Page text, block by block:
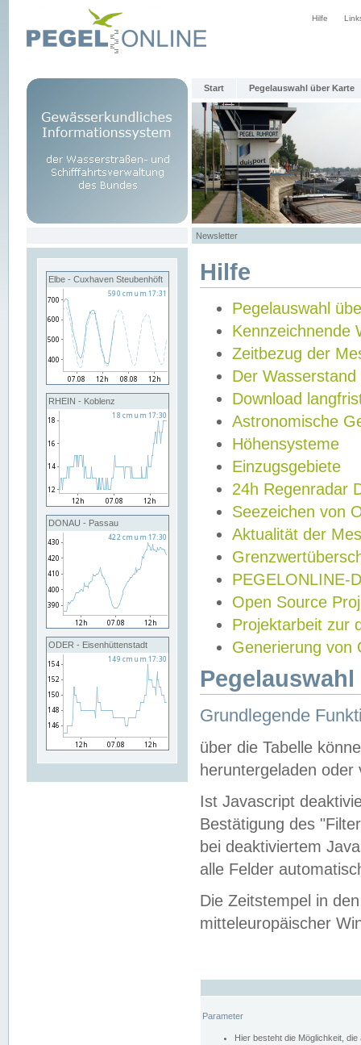
Hilfe
Start Pegelauswahl über Karte
Newsletter
Elbe - Cuxhaven Steubenhöft
RHEIN - Koblenz
DONAU - Passau
ODER - Eisenhüttenstadt
Hilfe
Pegelauswahl
Kennzeichnende
Zeitbezug der
Der Wasserstand
Download
Astronomische
Höhensysteme
Einzugsgebiete
24h Regenradar
Seezeichen von
Aktualität der
PEGELONLINE-
Open Source
Projektarbeit zur
Generierung von
Grundlegende
über die Tabelle
heruntergeladen oder
Ist Javascript
Bestätigung des
bei deaktiviertem
alle Felder
Die Zeitstempel in
mitteleuropäischer
Parameter
Hier besteht die Möglichkeit,